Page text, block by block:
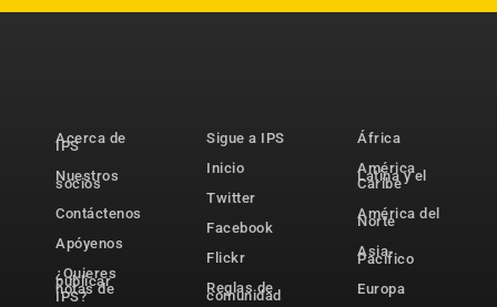
Acerca de
IPS
Nuestros
socios
Contáctenos
Apóyenos
¿Quieres
publicar
notas de
IPS?
Sigue a IPS
Inicio
Twitter
Facebook
Flickr
Reglas de
comunidad
África
América
Latina y el
Caribe
América del
Norte
Asia-
Pacífico
Europa